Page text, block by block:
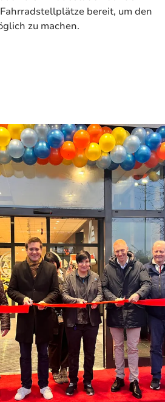
bereit, um den
zu machen.